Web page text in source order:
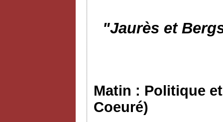
"Jaurès et
Matin : Politique
Coeuré)